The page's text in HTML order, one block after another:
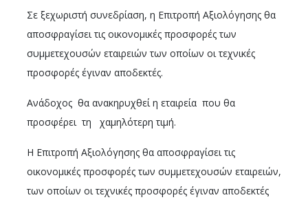
Σε ξεχωριστή συνεδρίαση, η Επιτροπή Αξιολόγησης θα
αποσφραγίσει τις οικονομικές προσφορές των
συμμετεχουσών εταιρειών των οποίων οι τεχνικές
προσφορές έγιναν αποδεκτές.
Ανάδοχος θα ανακηρυχθεί η εταιρεία που θα
προσφέρει τη χαμηλότερη τιμή.
Η Επιτροπή Αξιολόγησης θα αποσφραγίσει τις
οικονομικές προσφορές των συμμετεχουσών εταιρειών,
των οποίων οι τεχνικές προσφορές έγιναν αποδεκτές